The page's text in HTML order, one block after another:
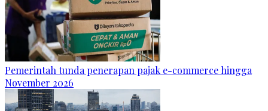
Pemerintah tunda penerapan pajak e-commerce hingga
November 2026